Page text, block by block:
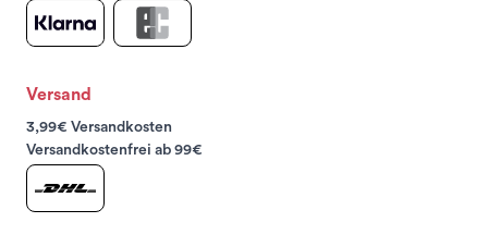
Versand
3,99€ Versandkosten
Versandkostenfrei ab 99€